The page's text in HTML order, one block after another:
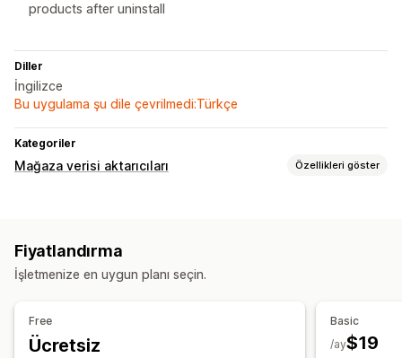
products after uninstall
Diller
İngilizce
Bu uygulama şu dile çevrilmedi:Türkçe
Kategoriler
Mağaza verisi aktarıcıları Özellikleri göster
Fiyat senkronizasyonu
Gerçek zamanlı senkronizasyon
Veri geçişi
Fiyatlandırma
İşletmenize en uygun planı seçin.
Free
Ücretsiz
Basic
$19
/ay